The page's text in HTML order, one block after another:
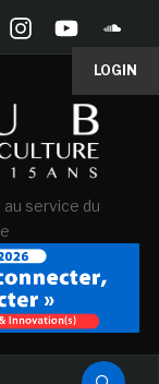
LOGIN
service du